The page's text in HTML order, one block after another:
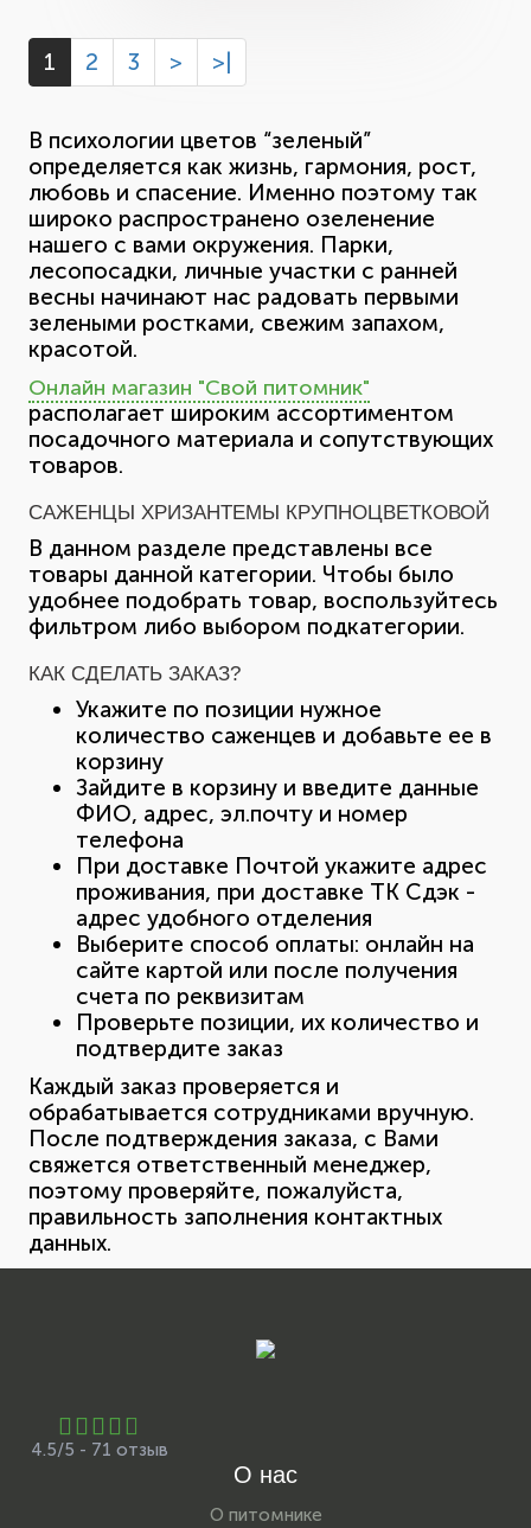
1 2 3 > >|
В психологии цветов “зеленый”
определяется как жизнь, гармония, рост,
любовь и спасение. Именно поэтому так
широко распространено озеленение
нашего с вами окружения. Парки,
лесопосадки, личные участки с ранней
весны начинают нас радовать первыми
зелеными ростками, свежим запахом,
красотой.
Онлайн магазин "Свой питомник"
располагает широким ассортиментом
посадочного материала и сопутствующих
товаров.
САЖЕНЦЫ ХРИЗАНТЕМЫ КРУПНОЦВЕТКОВОЙ
В данном разделе представлены все
товары данной категории. Чтобы было
удобнее подобрать товар, воспользуйтесь
фильтром либо выбором подкатегории.
КАК СДЕЛАТЬ ЗАКАЗ?
Укажите по позиции нужное
количество саженцев и добавьте ее в
корзину
Зайдите в корзину и введите данные
ФИО, адрес, эл.почту и номер
телефона
При доставке Почтой укажите адрес
проживания, при доставке ТК Сдэк -
адрес удобного отделения
Выберите способ оплаты: онлайн на
сайте картой или после получения
счета по реквизитам
Проверьте позиции, их количество и
подтвердите заказ
Каждый заказ проверяется и
обрабатывается сотрудниками вручную.
После подтверждения заказа, с Вами
свяжется ответственный менеджер,
поэтому проверяйте, пожалуйста,
правильность заполнения контактных
данных.
4.5/5 - 71 отзыв
О нас
О питомнике